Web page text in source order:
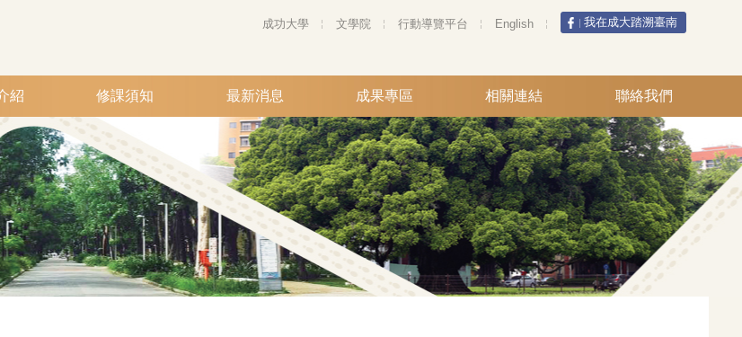
成功大學 文學院 行動導覽平台 English 我在成大踏溯臺南
紹 修課須知 最新消息 成果專區 相關連結 聯絡我們